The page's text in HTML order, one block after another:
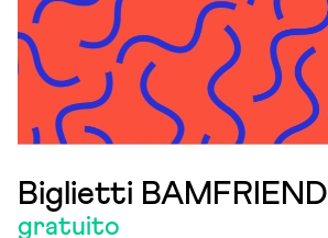
Biglietti BAMFRIEND
gratuito